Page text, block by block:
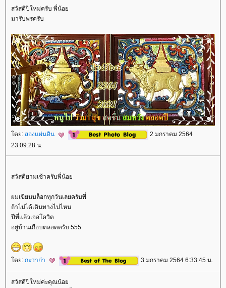
สวัสดีปีใหม่ครับ พี่น้อ
มารับพรครับ
ดย: สองแผ่นดิน
2 มกราคม 2564
23:09:28 น.
สวัสดียามเช้าครับพี่น้อ
ผมเขียนบล็อกทุกวันเลยครับพี่
ถ้าไม่ได้เดินทางไปไหน
ปีที่แล้วเจอโควิด
อยู่บ้านเกือบตลอดครับ 555
ดย: กะว่าก๋า 3 มกราคม 2564 6:33:45 น.
สวัสดีปีใหม่ค่ะคุณน้อ